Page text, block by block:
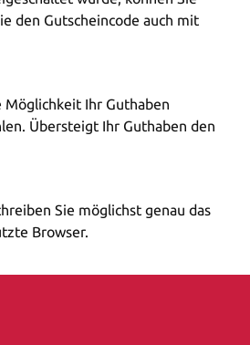
den Gutscheincode auch mit
Möglichkeit Ihr Guthaben
Übersteigt Ihr Guthaben den
Sie möglichst genau das
Browser.